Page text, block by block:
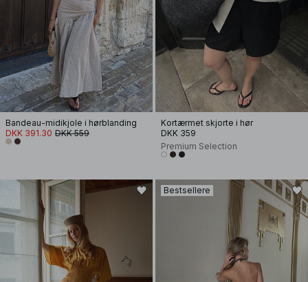
Bandeau-midikjole i hørblanding
DKK 391.30 DKK 559
Kortærmet skjorte i hør
DKK 359
Premium Selection
Bestsellere